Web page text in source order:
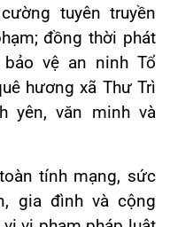
tuyên truyền
đồng thời phát
bảo vệ an ninh Tổ
hương xã Thư Trì
yên, văn minh và
tính mạng, sức
gia đình và cộng